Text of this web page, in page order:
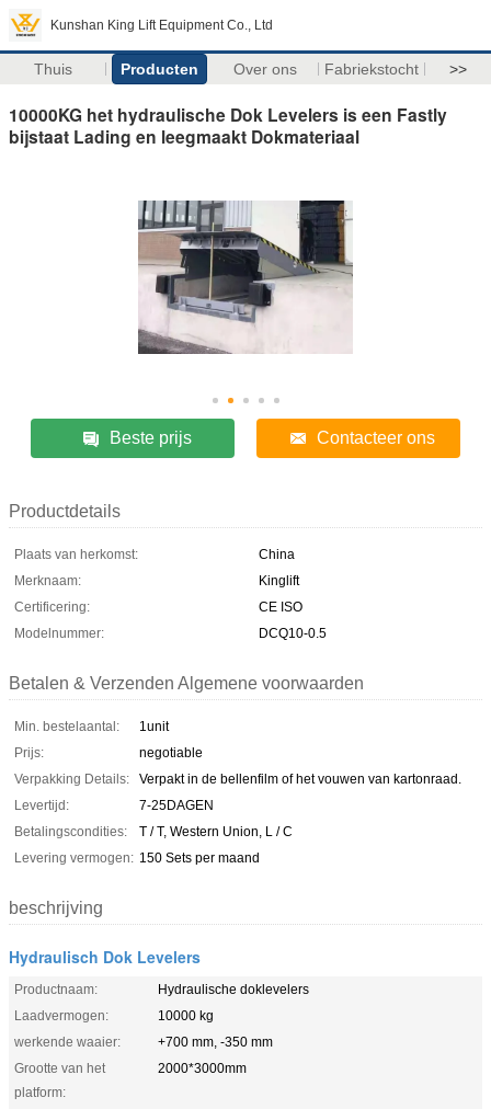
Kunshan King Lift Equipment Co., Ltd
Thuis Producten Over ons Fabriekstocht >>
10000KG het hydraulische Dok Levelers is een Fastly
bijstaat Lading en leegmaakt Dokmateriaal
Beste prijs Contacteer ons
Productdetails
Plaats van herkomst:
China
Merknaam:
Kinglift
Certificering:
CE ISO
Modelnummer:
DCQ10-0.5
Betalen & Verzenden Algemene voorwaarden
Min. bestelaantal:
1unit
Prijs:
negotiable
Verpakking Details:
Verpakt in de bellenfilm of het vouwen van kartonraad.
Levertijd:
7-25DAGEN
Betalingscondities:
T / T, Western Union, L / C
Levering vermogen: 150 Sets per maand
beschrijving
Hydraulisch Dok Levelers
Productnaam:
Hydraulische doklevelers
Laadvermogen:
10000 kg
werkende waaier:
+700 mm, -350 mm
Grootte van het
platform:
2000*3000mm